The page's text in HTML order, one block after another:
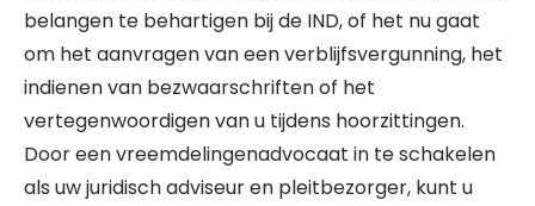
belangen te behartigen bij de IND, of het nu gaat
om het aanvragen van een verblijfsvergunning, het
indienen van bezwaarschriften of het
vertegenwoordigen van u tijdens hoorzittingen.
Door een vreemdelingenadvocaat in te schakelen
als uw juridisch adviseur en pleitbezorger, kunt u